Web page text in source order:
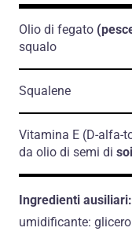
Olio di fegato
squalo
Squalene
Vitamina E (D-alfa-
da olio di semi di
Ingredienti ausiliari:
umidificante: